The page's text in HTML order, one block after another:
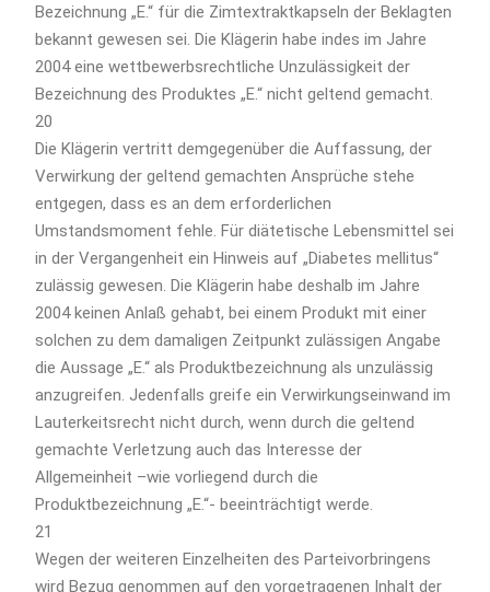
Bezeichnung „E.“ für die Zimtextraktkapseln der Beklagten
bekannt gewesen sei. Die Klägerin habe indes im Jahre
2004 eine wettbewerbsrechtliche Unzulässigkeit der
Bezeichnung des Produktes „E.“ nicht geltend gemacht.
20
Die Klägerin vertritt demgegenüber die Auffassung, der
Verwirkung der geltend gemachten Ansprüche stehe
entgegen, dass es an dem erforderlichen
Umstandsmoment fehle. Für diätetische Lebensmittel sei
in der Vergangenheit ein Hinweis auf „Diabetes mellitus“
zulässig gewesen. Die Klägerin habe deshalb im Jahre
2004 keinen Anlaß gehabt, bei einem Produkt mit einer
solchen zu dem damaligen Zeitpunkt zulässigen Angabe
die Aussage „E.“ als Produktbezeichnung als unzulässig
anzugreifen. Jedenfalls greife ein Verwirkungseinwand im
Lauterkeitsrecht nicht durch, wenn durch die geltend
gemachte Verletzung auch das Interesse der
Allgemeinheit –wie vorliegend durch die
Produktbezeichnung „E.“- beeinträchtigt werde.
21
Wegen der weiteren Einzelheiten des Parteivorbringens
wird Bezug genommen auf den vorgetragenen Inhalt der